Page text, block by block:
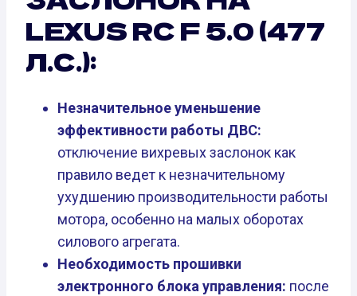
LEXUS RC F 5.0 (477
Л.С.):
Незначительное уменьшение
эффективности работы ДВС:
отключение вихревых заслонок как
правило ведет к незначительному
ухудшению производительности работы
мотора, особенно на малых оборотах
силового агрегата.
Необходимость прошивки
электронного блока управления: после